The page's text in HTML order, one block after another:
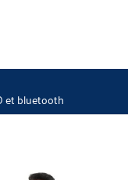
et bluetooth